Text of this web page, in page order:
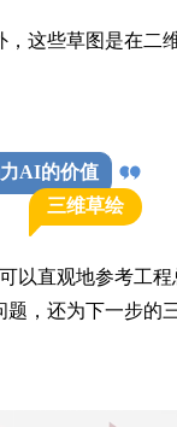
这些草图是在
AI的价值
三维草绘
以直观地参考工
，还为下一步的